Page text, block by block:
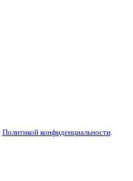
Политикой конфиденциальности.